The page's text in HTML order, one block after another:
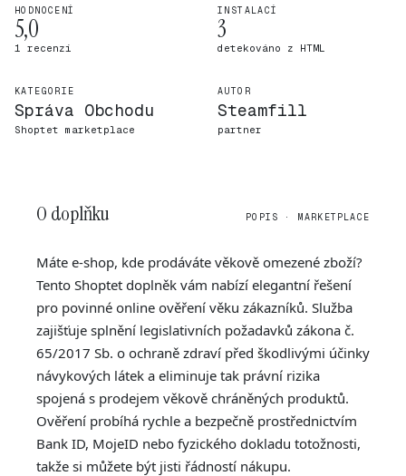
HODNOCENÍ
5,0
1 recenzí
INSTALACÍ
3
detekováno z HTML
KATEGORIE
Správa Obchodu
Shoptet marketplace
AUTOR
Steamfill
partner
O doplňku POPIS · MARKETPLACE
Máte e-shop, kde prodáváte věkově omezené zboží?
Tento Shoptet doplněk vám nabízí elegantní řešení
pro povinné online ověření věku zákazníků. Služba
zajišťuje splnění legislativních požadavků zákona č.
65/2017 Sb. o ochraně zdraví před škodlivými účinky
návykových látek a eliminuje tak právní rizika
spojená s prodejem věkově chráněných produktů.
Ověření probíhá rychle a bezpečně prostřednictvím
Bank ID, MojeID nebo fyzického dokladu totožnosti,
takže si můžete být jisti řádností nákupu.